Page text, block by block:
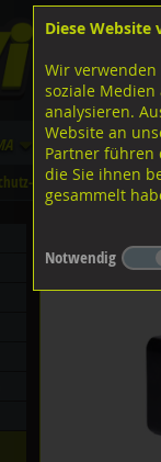
Lagerstrasse 8
Tel. 043 455
Lieferinfo
Kunststoffteile
Diese Website
Wir
soziale
analysieren.
Website an
Partner führen
die Sie ihnen
gesammelt
Notwendig